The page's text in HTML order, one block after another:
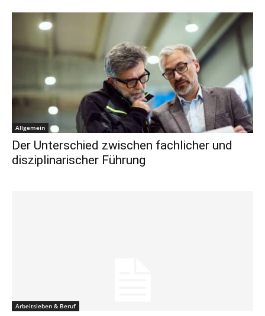
Allgemein
Der Unterschied zwischen fachlicher und
disziplinarischer Führung
Arbeitsleben & Beruf